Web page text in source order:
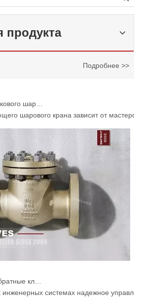
продукта
Подробнее >>
шарового крана зависит от
системах надежное